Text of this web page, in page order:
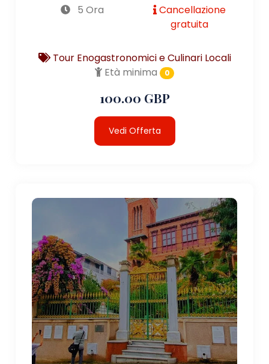
5 Ora
Cancellazione
gratuita
Tour Enogastronomici e Culinari Locali
Età minima
0
100.00 GBP
Vedi Offerta